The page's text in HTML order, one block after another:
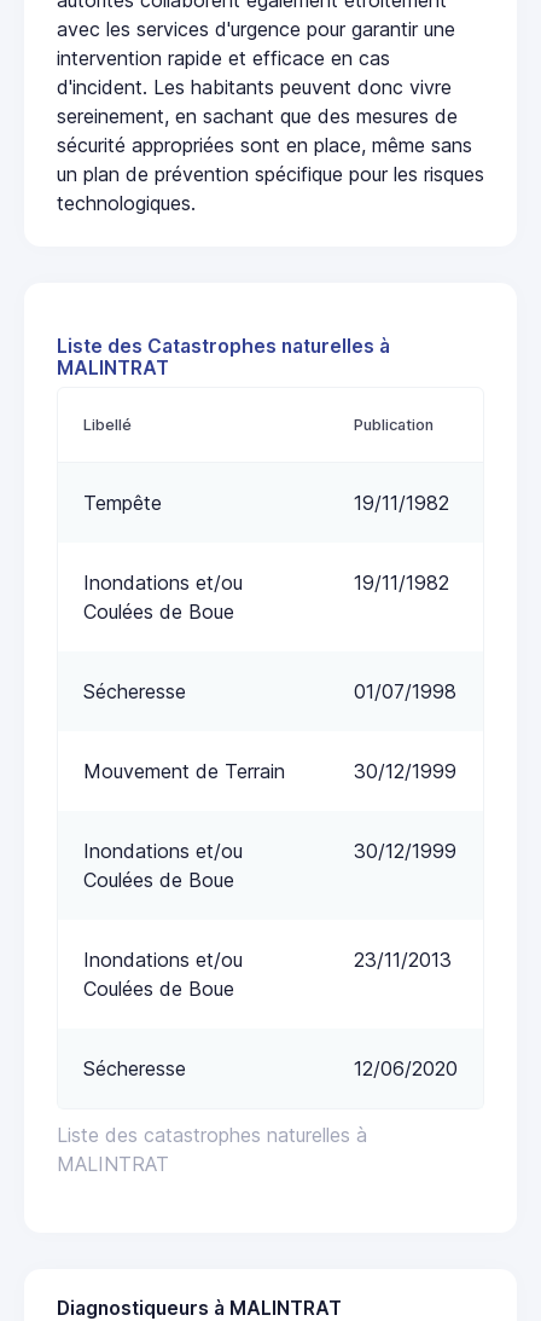
avec les services d'urgence pour garantir une
intervention rapide et efficace en cas
d'incident. Les habitants peuvent donc vivre
sereinement, en sachant que des mesures de
sécurité appropriées sont en place, même sans
un plan de prévention spécifique pour les risques
technologiques.
Liste des Catastrophes naturelles à
MALINTRAT
Liste des catastrophes naturelles à
MALINTRAT
Libellé Publication
Tempête 19/11/1982
Inondations et/ou
Coulées de Boue
19/11/1982
Sécheresse 01/07/1998
Mouvement de Terrain 30/12/1999
Inondations et/ou
Coulées de Boue
30/12/1999
Inondations et/ou
Coulées de Boue
23/11/2013
Sécheresse 12/06/2020
Diagnostiqueurs à MALINTRAT